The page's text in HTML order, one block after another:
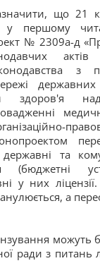
що 21
у першому
№ 2309а-д
з
здоров'я
державні та
(бюджетні
у них
а
можуть
ради з питань